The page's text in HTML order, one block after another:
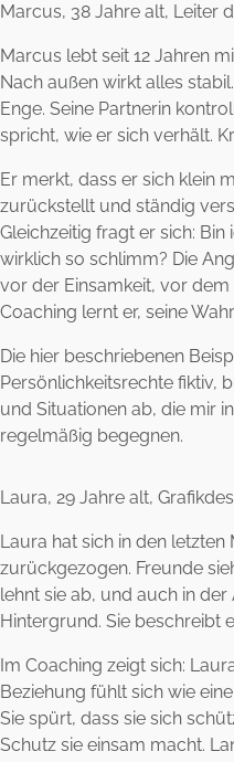
Marcus, 38 Jahre alt, Leiter
Marcus lebt seit 12 Jahren
Nach außen wirkt alles
Enge. Seine Partnerin
spricht, wie er sich verhält.
Er merkt, dass er sich klein
zurückstellt und ständig
Gleichzeitig fragt er sich:
wirklich so schlimm? Die
vor der Einsamkeit, vor dem
Coaching lernt er, seine
Die hier beschriebenen
Persönlichkeitsrechte fiktiv,
und Situationen ab, die mir
regelmäßig begegnen.
Laura, 29 Jahre alt,
Laura hat sich in den
zurückgezogen. Freunde
lehnt sie ab, und auch in
Hintergrund. Sie beschreibt
Im Coaching zeigt sich:
Beziehung fühlt sich wie
Sie spürt, dass sie sich
Schutz sie einsam macht.